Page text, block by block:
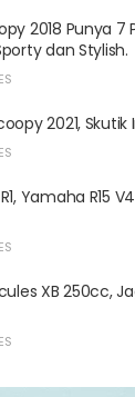
2018 Punya
dan Stylish.
2021, Skutik
Yamaha R15
XB 250cc,